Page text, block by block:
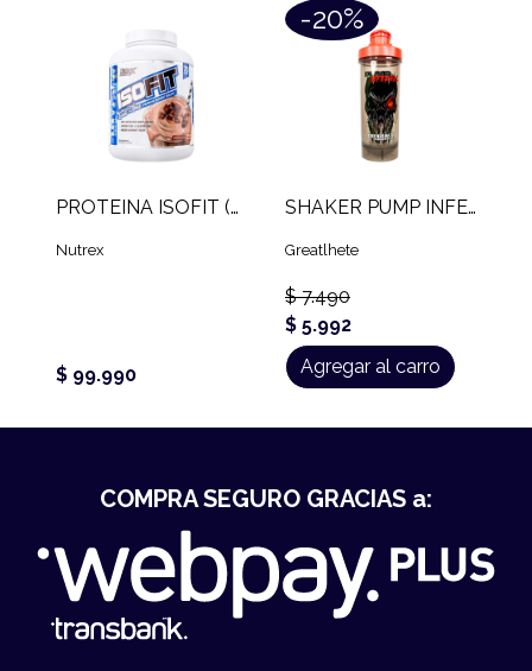
PROTEINA ISOFIT (5 LB)
Nutrex
$ 99.990
-20%
SHAKER PUMP INFERNAL (700 ML)
Greatlhete
$ 7.490
$ 5.992
Agregar al carro
COMPRA SEGURO GRACIAS a: